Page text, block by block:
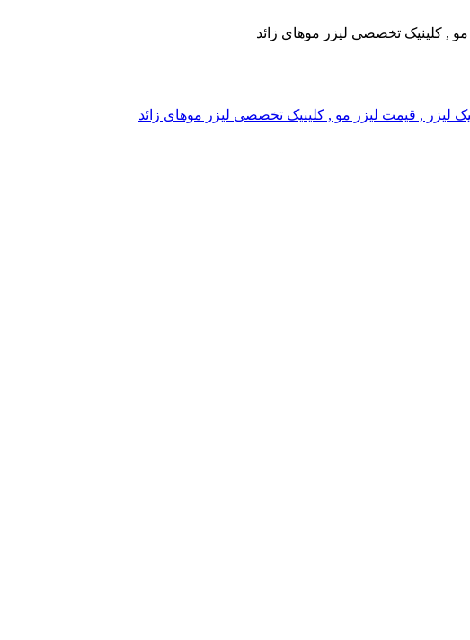
مو , کلینیک تخصصی لیزر موهای زائد
لیزر , قیمت لیزر مو , کلینیک تخصصی لیزر موهای زائد